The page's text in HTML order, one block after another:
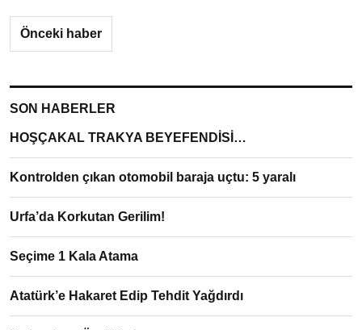
Önceki haber
SON HABERLER
HOŞÇAKAL TRAKYA BEYEFENDİSİ…
Kontrolden çıkan otomobil baraja uçtu: 5 yaralı
Urfa’da Korkutan Gerilim!
Seçime 1 Kala Atama
Atatürk’e Hakaret Edip Tehdit Yağdırdı